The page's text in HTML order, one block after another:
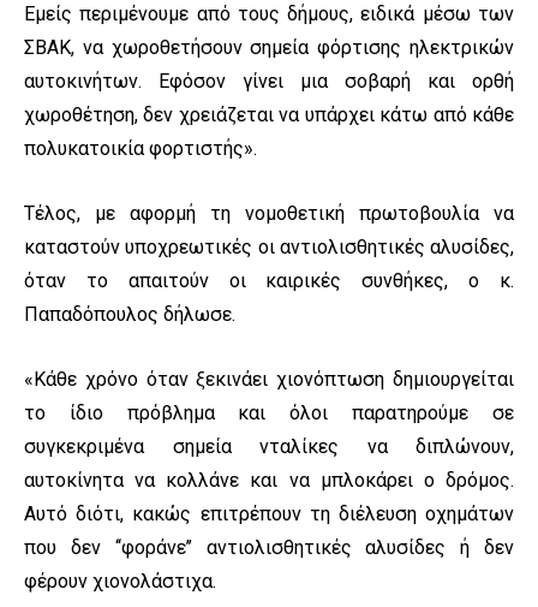
Εμείς περιμένουμε από τους δήμους, ειδικά μέσω των
ΣΒΑΚ, να χωροθετήσουν σημεία φόρτισης ηλεκτρικών
αυτοκινήτων. Εφόσον γίνει μια σοβαρή και ορθή
χωροθέτηση, δεν χρειάζεται να υπάρχει κάτω από κάθε
πολυκατοικία φορτιστής».
Τέλος, με αφορμή τη νομοθετική πρωτοβουλία να
καταστούν υποχρεωτικές οι αντιολισθητικές αλυσίδες,
όταν το απαιτούν οι καιρικές συνθήκες, ο κ.
Παπαδόπουλος δήλωσε.
«Κάθε χρόνο όταν ξεκινάει χιονόπτωση δημιουργείται
το ίδιο πρόβλημα και όλοι παρατηρούμε σε
συγκεκριμένα σημεία νταλίκες να διπλώνουν,
αυτοκίνητα να κολλάνε και να μπλοκάρει ο δρόμος.
Αυτό διότι, κακώς επιτρέπουν τη διέλευση οχημάτων
που δεν ‘‘φοράνε’’ αντιολισθητικές αλυσίδες ή δεν
φέρουν χιονολάστιχα.